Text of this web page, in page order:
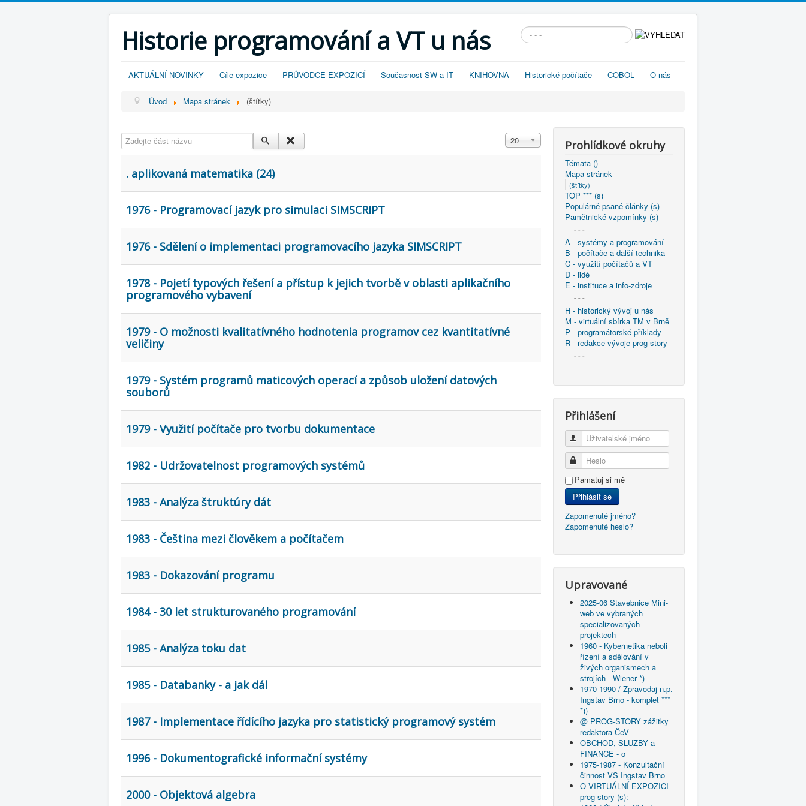
Historie programování a VT u nás Vyhledávání...
AKTUÁLNÍ NOVINKY Cíle expozice PRŮVODCE EXPOZICÍ Současnost SW a IT KNIHOVNA Historické počítače COBOL O nás
Úvod Mapa stránek (štítky)
Zadejte část názvu Zobrazit
20
. aplikovaná matematika (24)
1976 - Programovací jazyk pro simulaci SIMSCRIPT
1976 - Sdělení o implementaci programovacího jazyka SIMSCRIPT
1978 - Pojetí typových řešení a přístup k jejich tvorbě v oblasti aplikačního
programového vybavení
1979 - O možnosti kvalitatívného hodnotenia programov cez kvantitatívné
veličiny
1979 - Systém programů maticových operací a způsob uložení datových
souborů
1979 - Využití počítače pro tvorbu dokumentace
1982 - Udržovatelnost programových systémů
1983 - Analýza štruktúry dát
1983 - Čeština mezi člověkem a počítačem
1983 - Dokazování programu
1984 - 30 let strukturovaného programování
1985 - Analýza toku dat
1985 - Databanky - a jak dál
1987 - Implementace řídícího jazyka pro statistický programový systém
1996 - Dokumentografické informační systémy
2000 - Objektová algebra
Prohlídkové okruhy
Témata ()
Mapa stránek
(štítky)
TOP *** (s)
Populárně psané články (s)
Pamětnické vzpomínky (s)
- - -
A - systémy a programování
B - počítače a další technika
C - využití počítačů a VT
D - lidé
E - instituce a info-zdroje
- - -
H - historický vývoj u nás
M - virtuální sbírka TM v Brně
P - programátorské příklady
R - redakce vývoje prog-story
- - -
Přihlášení
Uživatelské jméno
Heslo
Pamatuj si mě
Přihlásit se
Zapomenuté jméno?
Zapomenuté heslo?
Upravované
2025-06 Stavebnice Mini-
web ve vybraných
specializovaných
projektech
1960 - Kybernetika neboli
řízení a sdělování v
živých organismech a
strojích - Wiener *)
1970-1990 / Zpravodaj n.p.
Ingstav Brno - komplet ***
*))
@ PROG-STORY zážitky
redaktora ČeV
OBCHOD, SLUŽBY a
FINANCE - o
1975-1987 - Konzultační
činnost VS Ingstav Brno
O VIRTUÁLNÍ EXPOZICI
prog-story (s):